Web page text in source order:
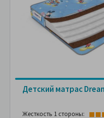
Детский матрас
Жесткость 1 стороны: